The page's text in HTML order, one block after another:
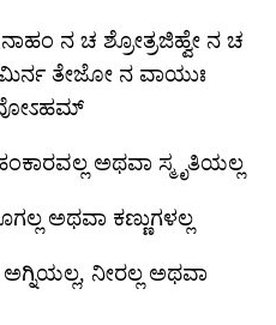
ನ ಚ ಶ್ರೋತ್ರಜಿಹ್ವೇ ನ ಚ
ತೇಜೋ ನ ವಾಯುಃ
ಅಥವಾ ಸ್ಮೃತಿಯಲ್ಲ
ಅಥವಾ ಕಣ್ಣುಗಳಲ್ಲ
ನೀರಲ್ಲ ಅಥವಾ